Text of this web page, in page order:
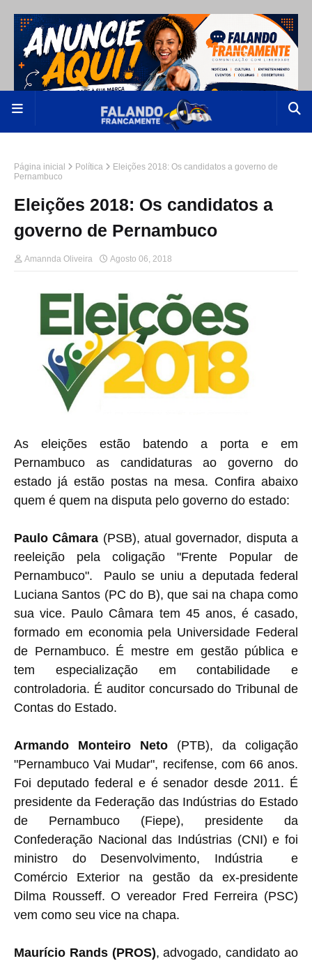
Página inicial Política
Eleições 2018: Os candidatos a governo de
Pernambuco
Eleições 2018: Os candidatos a
governo de Pernambuco
Amannda Oliveira Agosto 06, 2018
As eleições estão batendo a porta e em
Pernambuco as candidaturas ao governo do
estado já estão postas na mesa. Confira abaixo
quem é quem na disputa pelo governo do estado:
Paulo Câmara (PSB), atual governador, disputa a
reeleição pela coligação "Frente Popular de
Pernambuco". Paulo se uniu a deputada federal
Luciana Santos (PC do B), que sai na chapa como
sua vice. Paulo Câmara tem 45 anos, é casado,
formado em economia pela Universidade Federal
de Pernambuco. É mestre em gestão pública e
tem especialização em contabilidade e
controladoria. É auditor concursado do Tribunal de
Contas do Estado.
Armando Monteiro Neto (PTB), da coligação
"Pernambuco Vai Mudar", recifense, com 66 anos.
Foi deputado federal e ésenador desde 2011. É
presidente da Federação das Indústrias do Estado
de Pernambuco (Fiepe), presidente da
Confederação Nacional das Indústrias (CNI) e foi
ministro do Desenvolvimento, Indústria e
Comércio Exterior na gestão da ex-presidente
Dilma Rousseff. O vereador Fred Ferreira (PSC)
vem como seu vice na chapa.
Maurício Rands (PROS), advogado, candidato ao